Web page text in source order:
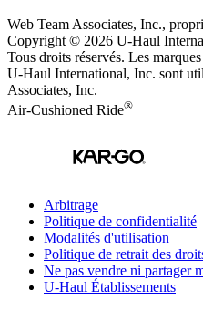
Web Team Associates, Inc.,
Copyright © 2026 U-Haul
Tous droits réservés. Les
U-Haul International, Inc. sont
Associates, Inc.
Air-Cushioned Ride®
Arbitrage
Politique de confidentialité
Modalités d'utilisation
Politique de retrait des
Ne pas vendre ni partager
U-Haul Établissements